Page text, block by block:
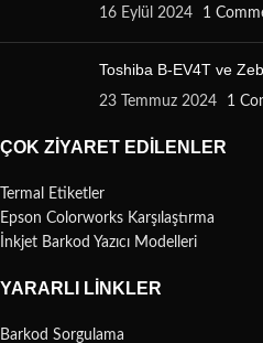
16 Eylül 2024 1
Toshiba B-EV4T ve
23 Temmuz 2024 1
ÇOK ZIYARET EDILENLER
Termal Etiketler
Epson Colorworks Karşılaştırma
İnkjet Barkod Yazıcı Modelleri
YARARLI LINKLER
Barkod Sorgulama